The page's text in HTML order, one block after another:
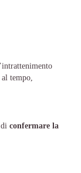
tempo,
confermare la